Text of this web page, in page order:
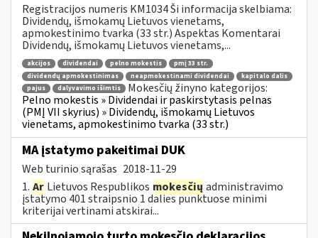
Registracijos numeris KM1034 Ši informacija skelbiama:
Dividendų, išmokamų Lietuvos vienetams,
apmokestinimo tvarka (33 str.) Aspektas Komentarai
Dividendų, išmokamų Lietuvos vienetams,...
akcijos dividendai pelno mokestis
pmį 33 str.
dividendų apmokestinimas
neapmokestinami dividendai
kapitalo dalis
pajus
dalyvavimo išimtis
Mokesčių žinyno kategorijos:
Pelno mokestis » Dividendai ir paskirstytasis pelnas
(PMĮ VII skyrius) » Dividendų, išmokamų Lietuvos
vienetams, apmokestinimo tvarka (33 str.)
MA įstatymo pakeitimai DUK
Web turinio sąrašas 2018-11-29
1. Ar Lietuvos Respublikos mokesčių administravimo
įstatymo 401 straipsnio 1 dalies punktuose minimi
kriterijai vertinami atskirai...